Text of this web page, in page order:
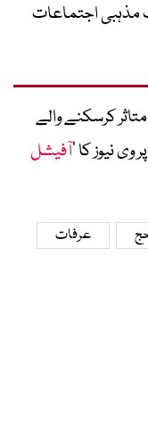
مذہبی اجتماعات
کرسکنے والے
نیوز کا ’آفیشل
عرفات